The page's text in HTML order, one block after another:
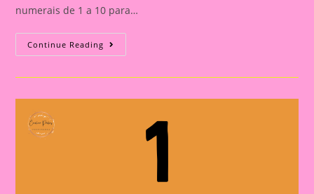
numerais de 1 a 10 para…
Continue Reading Numerais
De